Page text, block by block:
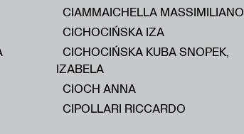
CIAMMAICHELLA MASSIMILIANO
CICHOCIŃSKA IZA
CICHOCIŃSKA KUBA SNOPEK,
IZABELA
CIOCH ANNA
CIPOLLARI RICCARDO